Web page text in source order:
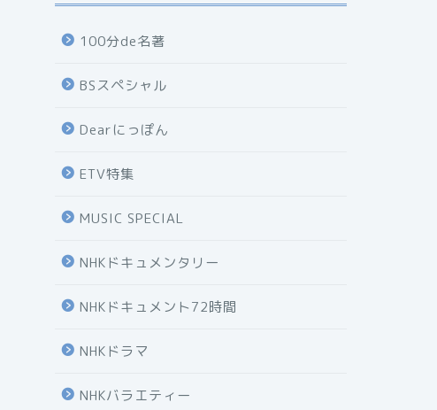
100分de名著
BSスペシャル
Dearにっぽん
ETV特集
MUSIC SPECIAL
NHKドキュメンタリー
NHKドキュメント72時間
NHKドラマ
NHKバラエティー